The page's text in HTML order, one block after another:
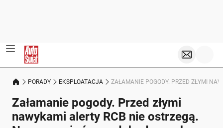
PORADY EKSPLOATACJA ZAŁAMANIE POGODY. PRZED ZŁYMI
Załamanie pogody. Przed złymi
nawykami alerty RCB nie ostrzegą.